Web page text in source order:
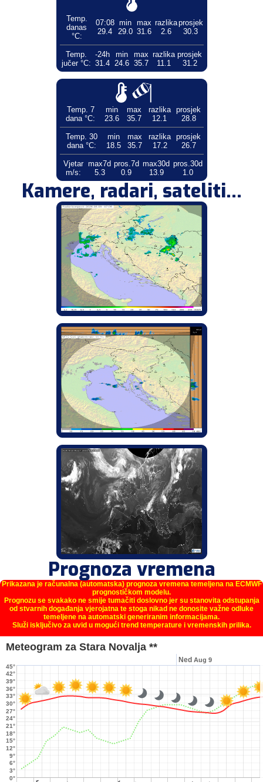
Temp.
danas
°C:
07:08
29.4
min
29.0
max
31.6
razlika
2.6
prosjek
30.3
Temp.
jučer °C:
-24h
31.4
min
24.6
max
35.7
razlika
11.1
prosjek
31.2
Temp. 7
dana °C:
min
23.6
max
35.7
razlika
12.1
prosjek
28.8
Temp. 30
dana °C:
min
18.5
max
35.7
razlika
17.2
prosjek
26.7
Vjetar
m/s:
max7d
5.3
pros.7d
0.9
max30d
13.9
pros.30d
1.0
Kamere, radari, sateliti...
Prognoza vremena
Prikazana je računalna (automatska) prognoza vremena temeljena na ECMWF
prognostičkom modelu.
Prognozu se svakako ne smije tumačiti doslovno jer su stanovita odstupanja
od stvarnih događanja vjerojatna te stoga nikad ne donosite važne odluke
temeljene na automatski generiranim informacijama.
Služi isključivo za uvid u mogući trend temperature i vremenskih prilika.
Meteogram za Stara Novalja **
0°
12°
24°
36°
3°
6°
9°
15°
18°
21°
27°
30°
33°
39°
42°
45°
Ned Aug 9